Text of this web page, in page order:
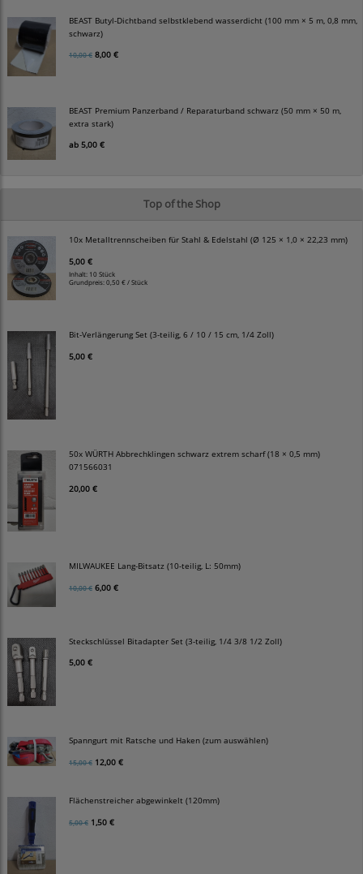
BEAST Butyl-Dichtband selbstklebend wasserdicht (100 mm × 5 m, 0,8 mm,
schwarz)
10,00 € 8,00 €
BEAST Premium Panzerband / Reparaturband schwarz (50 mm × 50 m,
extra stark)
ab 5,00 €
Top of the Shop
10x Metalltrennscheiben für Stahl & Edelstahl (Ø 125 × 1,0 × 22,23 mm)
5,00 €
Inhalt: 10 Stück
Grundpreis:0,50 € / Stück
Bit-Verlängerung Set (3-teilig, 6 / 10 / 15 cm, 1/4 Zoll)
5,00 €
50x WÜRTH Abbrechklingen schwarz extrem scharf (18 × 0,5 mm)
071566031
20,00 €
MILWAUKEE Lang-Bitsatz (10-teilig, L: 50mm)
10,00 € 6,00 €
Steckschlüssel Bitadapter Set (3-teilig, 1/4 3/8 1/2 Zoll)
5,00 €
Spanngurt mit Ratsche und Haken (zum auswählen)
15,00 € 12,00 €
Flächenstreicher abgewinkelt (120mm)
5,00 € 1,50 €